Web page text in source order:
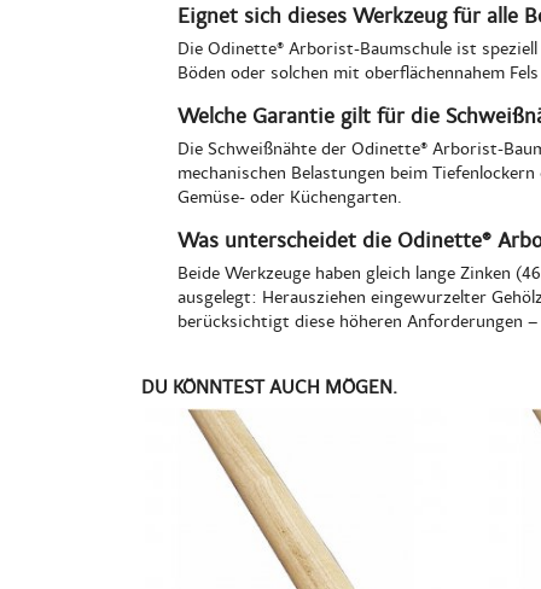
Eignet sich dieses Werkzeug für alle
Die Odinette® Arborist-Baumschule ist
Böden oder solchen mit oberflächennahem
Welche Garantie gilt für die
Die Schweißnähte der Odinette® Arborist-
mechanischen Belastungen beim
Gemüse- oder Küchengarten.
Was unterscheidet die Odinette®
Beide Werkzeuge haben gleich lange Zinken
ausgelegt: Herausziehen eingewurzelter
berücksichtigt diese höheren Anforderungen
DU KÖNNTEST AUCH MÖGEN.